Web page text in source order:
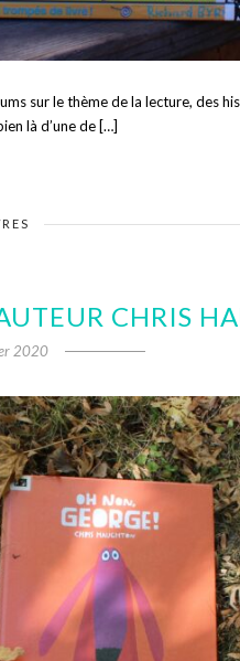
sur le thème de la lecture, des
là d’une de […]
CHRIS
2020